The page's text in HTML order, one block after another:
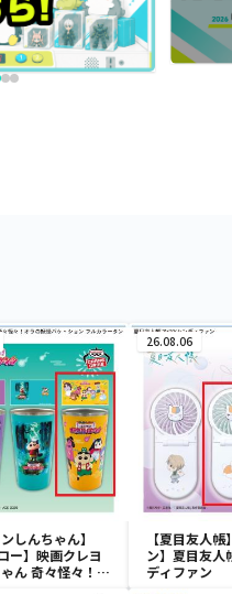
しんちゃん】
ー】映画クレヨ
ん 奇々怪々！オ
26.08.06
【夏目友人
ン】夏目友人
ディファン